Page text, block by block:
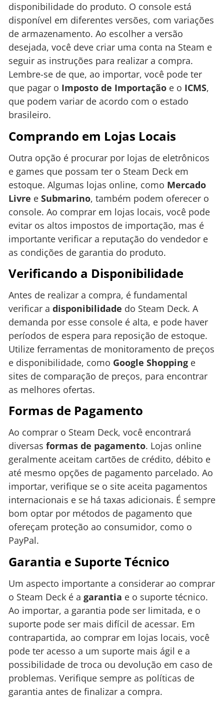
disponibilidade do produto. O console está
disponível em diferentes versões, com variações
de armazenamento. Ao escolher a versão
desejada, você deve criar uma conta na Steam e
seguir as instruções para realizar a compra.
Lembre-se de que, ao importar, você pode ter
que pagar o Imposto de Importação e o ICMS,
que podem variar de acordo com o estado
brasileiro.
Comprando em Lojas Locais
Outra opção é procurar por lojas de eletrônicos
e games que possam ter o Steam Deck em
estoque. Algumas lojas online, como Mercado
Livre e Submarino, também podem oferecer o
console. Ao comprar em lojas locais, você pode
evitar os altos impostos de importação, mas é
importante verificar a reputação do vendedor e
as condições de garantia do produto.
Verificando a Disponibilidade
Antes de realizar a compra, é fundamental
verificar a disponibilidade do Steam Deck. A
demanda por esse console é alta, e pode haver
períodos de espera para reposição de estoque.
Utilize ferramentas de monitoramento de preços
e disponibilidade, como Google Shopping e
sites de comparação de preços, para encontrar
as melhores ofertas.
Formas de Pagamento
Ao comprar o Steam Deck, você encontrará
diversas formas de pagamento. Lojas online
geralmente aceitam cartões de crédito, débito e
até mesmo opções de pagamento parcelado. Ao
importar, verifique se o site aceita pagamentos
internacionais e se há taxas adicionais. É sempre
bom optar por métodos de pagamento que
ofereçam proteção ao consumidor, como o
PayPal.
Garantia e Suporte Técnico
Um aspecto importante a considerar ao comprar
o Steam Deck é a garantia e o suporte técnico.
Ao importar, a garantia pode ser limitada, e o
suporte pode ser mais difícil de acessar. Em
contrapartida, ao comprar em lojas locais, você
pode ter acesso a um suporte mais ágil e a
possibilidade de troca ou devolução em caso de
problemas. Verifique sempre as políticas de
garantia antes de finalizar a compra.